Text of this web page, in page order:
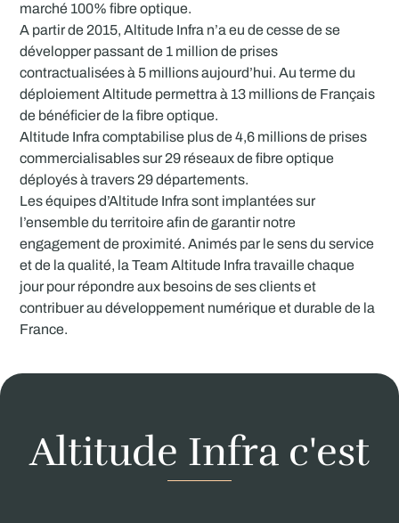
marché 100% fibre optique.
A partir de 2015, Altitude Infra n’a eu de cesse de se
développer passant de 1 million de prises
contractualisées à 5 millions aujourd’hui. Au terme du
déploiement Altitude permettra à 13 millions de Français
de bénéficier de la fibre optique.
Altitude Infra comptabilise plus de 4,6 millions de prises
commercialisables sur 29 réseaux de fibre optique
déployés à travers 29 départements.
Les équipes d’Altitude Infra sont implantées sur
l’ensemble du territoire afin de garantir notre
engagement de proximité. Animés par le sens du service
et de la qualité, la Team Altitude Infra travaille chaque
jour pour répondre aux besoins de ses clients et
contribuer au développement numérique et durable de la
France.
Altitude Infra c'est